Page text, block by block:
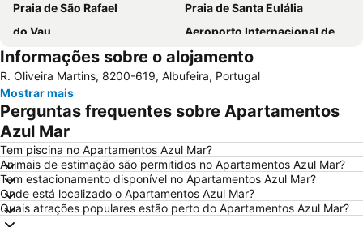
Praia de São Rafael
Praia de Santa Eulália
do Vau
Aeroporto Internacional de Faro - Gago Coutinho
Praia da Galé
slide & splash
Praia dos Pescadores
Autodrómo Internacional Algarve
Vilamoura Marina
Praia da Ilha da Armona
Balaia Golf Village
de Armação de Pera
Meia Praia
Aldeia das Açoteias
Montechoro
Fuseta(Mar) Beach
De Vilamoura
Olhos de Água
Marina de Portimão
Informações sobre o alojamento
R. Oliveira Martins, 8200-619, Albufeira, Portugal
Mostrar mais
Perguntas frequentes sobre Apartamentos
Azul Mar
Tem piscina no Apartamentos Azul Mar?
Animais de estimação são permitidos no Apartamentos Azul Mar?
Tem estacionamento disponível no Apartamentos Azul Mar?
Onde está localizado o Apartamentos Azul Mar?
Quais atrações populares estão perto do Apartamentos Azul Mar?